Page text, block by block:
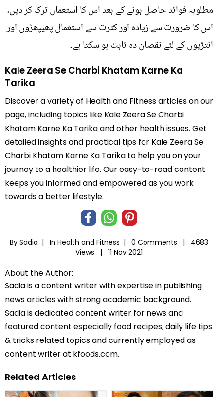
مطلوبہ فوائد حاصل ہونے کے بعد اس کا استعمال ترک کر دیں،
اس کا ضرورت سے زیادہ اور کثرت سے استعمال پھیپھڑوں اور
انتڑیوں کے لئے نقصان دہ ثابت ہو سکتا ہے۔
Kale Zeera Se Charbi Khatam Karne Ka
Tarika
Discover a variety of Health and Fitness articles on our
page, including topics like Kale Zeera Se Charbi
Khatam Karne Ka Tarika and other health issues. Get
detailed insights and practical tips for Kale Zeera Se
Charbi Khatam Karne Ka Tarika to help you on your
journey to a healthier life. Our easy-to-read content
keeps you informed and empowered as you work
towards a better lifestyle.
By Sadia | In Health and Fitness | 0 Comments |
4683
Views |
11 Nov 2021
About the Author:
Sadia is a content writer with expertise in publishing
news articles with strong academic background.
Sadia is dedicated content writer for news and
featured content especially food recipes, daily life tips
& tricks related topics and currently employed as
content writer at kfoods.com.
Related Articles